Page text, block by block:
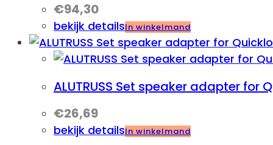
€94,30
bekijk detailsIn winkelmand
ALUTRUSS Set speaker adapter for
€26,69
bekijk detailsIn winkelmand